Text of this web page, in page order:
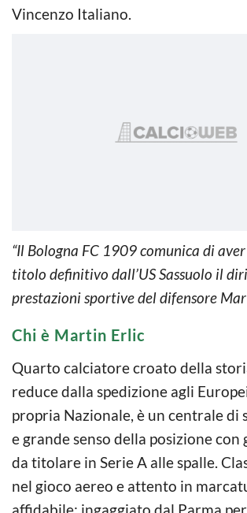
Vincenzo Italiano.
“Il Bologna FC 1909 comunica di
titolo definitivo dall’US Sassuolo il
prestazioni sportive del difensore
Chi è Martin Erlic
Quarto calciatore croato della
reduce dalla spedizione agli
propria Nazionale, è un centrale di
e grande senso della posizione con
da titolare in Serie A alle spalle.
nel gioco aereo e attento in
affidabile: ingaggiato dal Parma